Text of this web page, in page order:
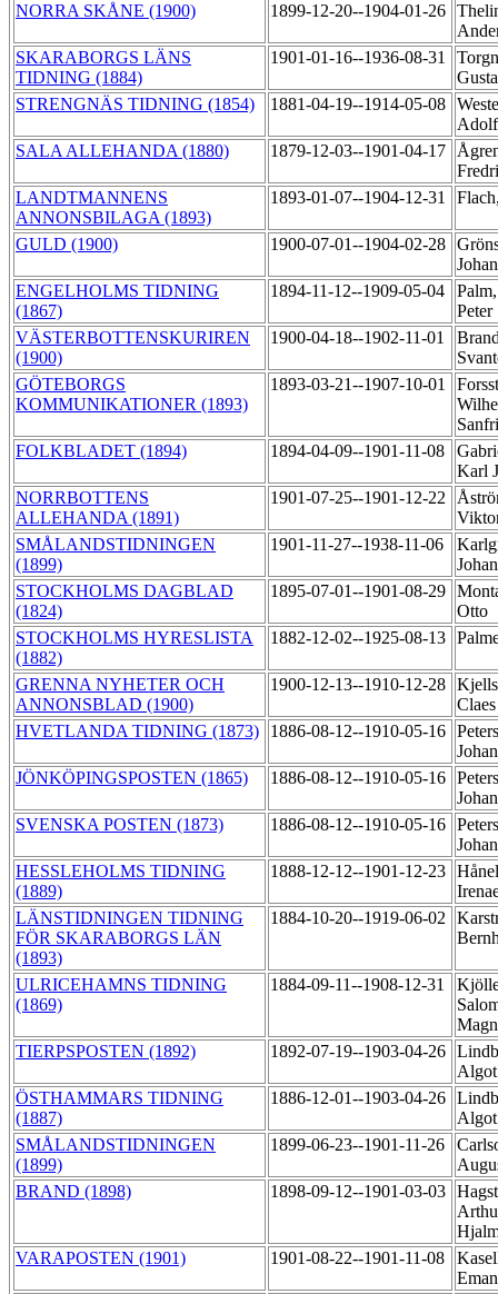
NORRA SKÅNE (1900) 1899-12-20--1904-01-26
SKARABORGS LÄNS
TIDNING (1884)
1901-01-16--1936-08-31
STRENGNÄS TIDNING (1854)
1881-04-19--1914-05-08
SALA ALLEHANDA (1880)
1879-12-03--1901-04-17
LANDTMANNENS
ANNONSBILAGA (1893)
1893-01-07--1904-12-31
GULD (1900) 1900-07-01--1904-02-28
ENGELHOLMS TIDNING
(1867)
1894-11-12--1909-05-04
Peter
VÄSTERBOTTENSKURIREN
(1900)
1900-04-18--1902-11-01
GÖTEBORGS
KOMMUNIKATIONER (1893)
1893-03-21--1907-10-01
FOLKBLADET (1894)
1894-04-09--1901-11-08
Karl
NORRBOTTENS
ALLEHANDA (1891)
1901-07-25--1901-12-22
SMÅLANDSTIDNINGEN
(1899)
1901-11-27--1938-11-06
STOCKHOLMS DAGBLAD
(1824)
1895-07-01--1901-08-29
Otto
STOCKHOLMS HYRESLISTA
(1882)
1882-12-02--1925-08-13
GRENNA NYHETER OCH
ANNONSBLAD (1900)
1900-12-13--1910-12-28
HVETLANDA TIDNING (1873)
1886-08-12--1910-05-16
JÖNKÖPINGSPOSTEN (1865)
1886-08-12--1910-05-16
SVENSKA POSTEN (1873)
1886-08-12--1910-05-16
HESSLEHOLMS TIDNING
(1889)
1888-12-12--1901-12-23
LÄNSTIDNINGEN TIDNING
FÖR SKARABORGS LÄN
(1893)
1884-10-20--1919-06-02
ULRICEHAMNS TIDNING
(1869)
1884-09-11--1908-12-31
TIERPSPOSTEN (1892)
1892-07-19--1903-04-26
ÖSTHAMMARS TIDNING
(1887)
1886-12-01--1903-04-26
SMÅLANDSTIDNINGEN
(1899)
1899-06-23--1901-11-26
BRAND (1898)
1898-09-12--1901-03-03
VARAPOSTEN (1901)
1901-08-22--1901-11-08